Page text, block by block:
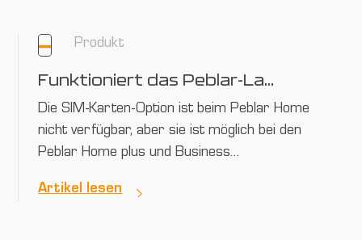
Produkt
Funktioniert das Peblar-Ladegerät mit jeder SIM-Karte?
Die SIM-Karten-Option ist beim Peblar Home
nicht verfügbar, aber sie ist möglich bei den
Peblar Home plus und Business…
Artikel lesen